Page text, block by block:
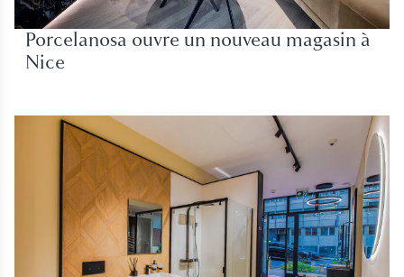
Porcelanosa ouvre un nouveau magasin à
Nice